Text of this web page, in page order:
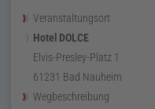
Veranstaltungsort
Hotel DOLCE
Elvis-Presley-Platz 1
61231 Bad Nauheim
Wegbeschreibung